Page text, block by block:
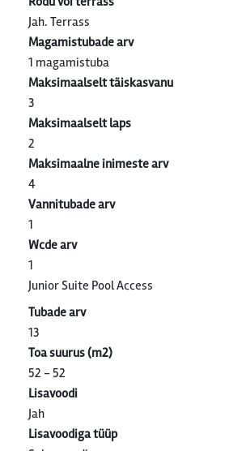
Jah. Terrass
Magamistubade arv
1 magamistuba
Maksimaalselt täiskasvanu
3
Maksimaalselt laps
2
Maksimaalne inimeste arv
4
Vannitubade arv
1
Wcde arv
1
Junior Suite Pool Access
Tubade arv
13
Toa suurus (m2)
52 - 52
Lisavoodi
Jah
Lisavoodiga tüüp